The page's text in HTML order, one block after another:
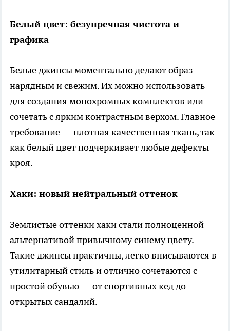
Белый цвет: безупречная чистота и
графика
Белые джинсы моментально делают образ
нарядным и свежим. Их можно использовать
для создания монохромных комплектов или
сочетать с ярким контрастным верхом. Главное
требование — плотная качественная ткань, так
как белый цвет подчеркивает любые дефекты
кроя.
Хаки: новый нейтральный оттенок
Землистые оттенки хаки стали полноценной
альтернативой привычному синему цвету.
Такие джинсы практичны, легко вписываются в
утилитарный стиль и отлично сочетаются с
простой обувью — от спортивных кед до
открытых сандалий.